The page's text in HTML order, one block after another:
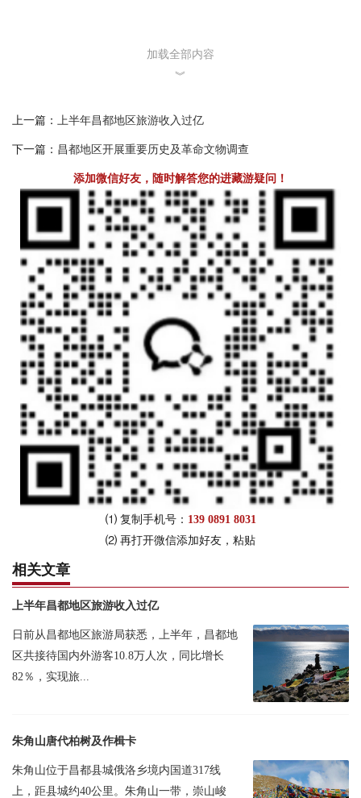
加载全部内容
︾
上一篇： 上半年昌都地区旅游收入过亿
下一篇： 昌都地区开展重要历史及革命文物调查
添加微信好友，随时解答您的进藏游疑问！
⑴ 复制手机号： 139 0891 8031
⑵ 再打开微信添加好友，粘贴
相关文章
上半年昌都地区旅游收入过亿
日前从昌都地区旅游局获悉，上半年，昌都地
区共接待国内外游客10.8万人次，同比增长
82％，实现旅...
朱角山唐代柏树及作楫卡
朱角山位于昌都县城俄洛乡境内国道317线
上，距县城约40公里。朱角山一带，崇山峻